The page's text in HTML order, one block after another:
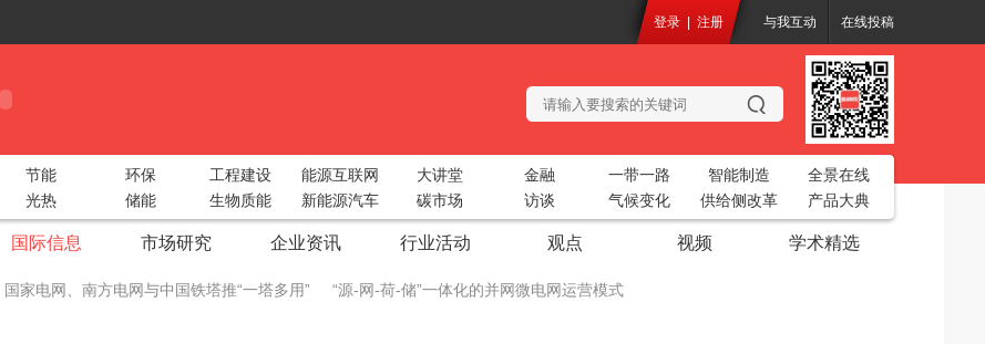
登录 注册 与我互动 在线投稿
节能 环保 工程建设 能源互联网 大讲堂 金融 一带一路 智能制造
全景在线
光热 储能 生物质能 新能源汽车 碳市场 访谈 气候变化 供给侧改革 产品大典
国际信息 市场研究 企业资讯 行业活动 观点 视频 学术精选
国家电网、南方电网与中国铁塔推“一塔多用” “源-网-荷-储”一体化的并网微电网运营模式